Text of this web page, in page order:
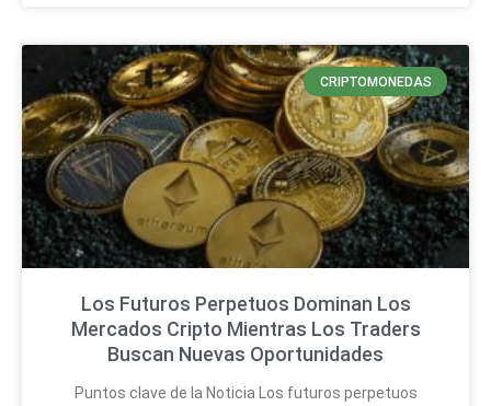
CRIPTOMONEDAS
Los Futuros Perpetuos Dominan Los
Mercados Cripto Mientras Los Traders
Buscan Nuevas Oportunidades
Puntos clave de la Noticia Los futuros perpetuos